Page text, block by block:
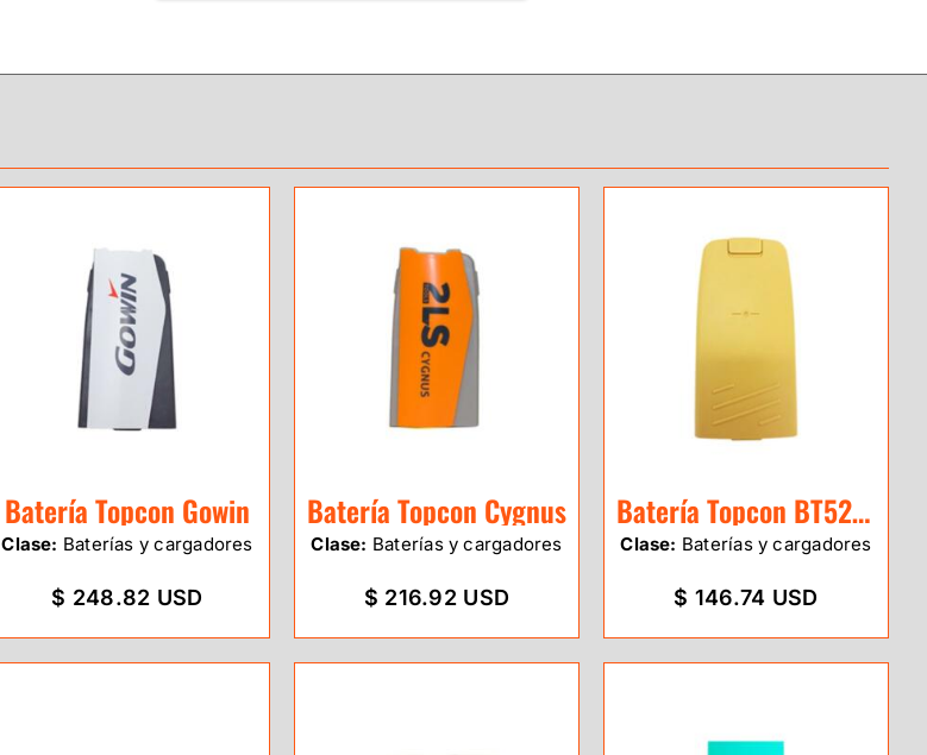
Batería Topcon Gowin
Clase: Baterías y cargadores
$ 248.82 USD
Batería Topcon Cygnus
Clase: Baterías y cargadores
$ 216.92 USD
Batería Topcon BT52QA
Clase: Baterías y cargadores
$ 146.74 USD